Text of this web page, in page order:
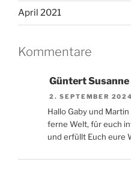
April 2021
Kommentare
Güntert Susanne
2. SEPTEMBER 2024
Hallo Gaby und
ferne Welt, für euch
und erfüllt Euch eure